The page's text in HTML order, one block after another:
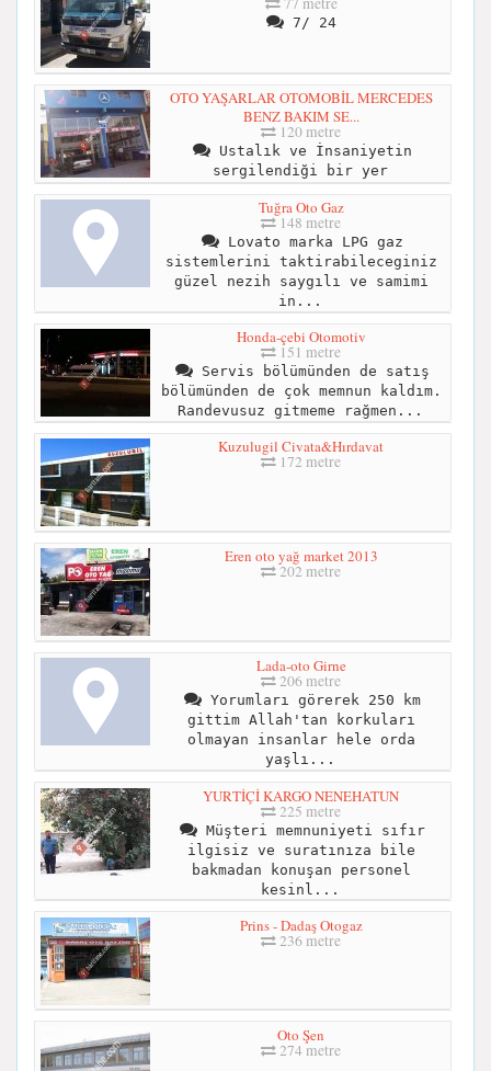
7/ 24
OTO YAŞARLAR OTOMOBİL MERCEDES
BENZ BAKIM SE...
120 metre
Ustalık ve İnsaniyetin
sergilendiği bir yer
Tuğra Oto Gaz
148 metre
Lovato marka LPG gaz
sistemlerini taktirabileceginiz
güzel nezih saygılı ve samimi
in...
Honda-çebi Otomotiv
151 metre
Servis bölümünden de satış
bölümünden de çok memnun kaldım.
Randevusuz gitmeme rağmen...
Kuzulugil Civata&Hırdavat
172 metre
Eren oto yağ market 2013
202 metre
Lada-oto Girne
206 metre
Yorumları görerek 250 km
gittim Allah'tan korkuları
olmayan insanlar hele orda
yaşlı...
YURTİÇİ KARGO NENEHATUN
225 metre
Müşteri memnuniyeti sıfır
ilgisiz ve suratınıza bile
bakmadan konuşan personel
kesinl...
Prins - Dadaş Otogaz
236 metre
Oto Şen
274 metre